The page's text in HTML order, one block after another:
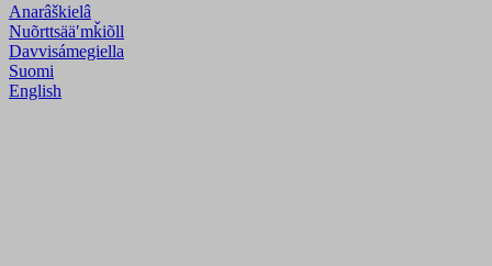
Anarâškielâ
Nuõrttsääʹmǩiõll
Davvisámegiella
Suomi
English